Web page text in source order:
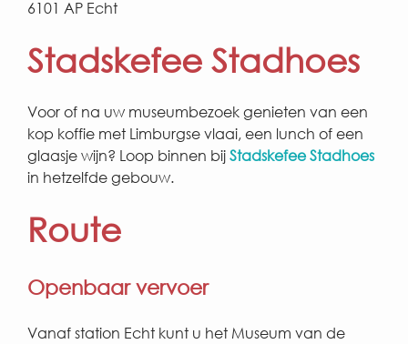
6101 AP Echt
Stadskefee Stadhoes
Voor of na uw museumbezoek genieten van een
kop koffie met Limburgse vlaai, een lunch of een
glaasje wijn? Loop binnen bijStadskefee Stadhoes
in hetzelfde gebouw.
Route
Openbaar vervoer
Vanaf station Echt kunt u het Museum van de